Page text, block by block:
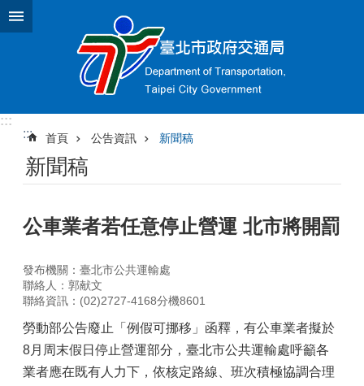
跳到主要內容區塊
:::
:::
首頁 公告資訊 新聞稿
新聞稿
公車業者若任意停止營運 北市將開罰
發布機關：臺北市公共運輸處
聯絡人：郭献文
聯絡資訊：(02)2727-4168分機8601
勞動部公告廢止「例假可挪移」函釋，有公車業者擬於
8月周末假日停止營運部分，臺北市公共運輸處呼籲各
業者應在既有人力下，依核定路線、班次積極協調合理